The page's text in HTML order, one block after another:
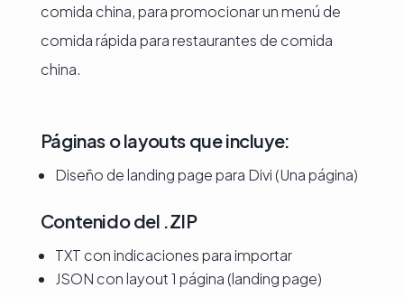
comida china, para promocionar un menú de
comida rápida para restaurantes de comida
china.
Páginas o layouts que incluye:
Diseño de landing page para Divi (Una página)
Contenido del .ZIP
TXT con indicaciones para importar
JSON con layout 1 página (landing page)